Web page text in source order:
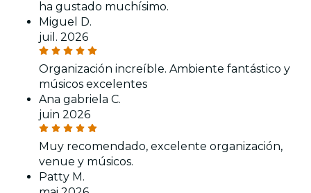
ha gustado muchísimo.
Miguel D.
juil. 2026
Organización increíble. Ambiente fantástico y
músicos excelentes
Ana gabriela C.
juin 2026
Muy recomendado, excelente organización,
venue y músicos.
Patty M.